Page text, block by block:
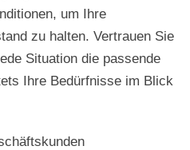
um Ihre
zu halten. Vertrauen Sie
Situation die passende
Ihre Bedürfnisse im Blick